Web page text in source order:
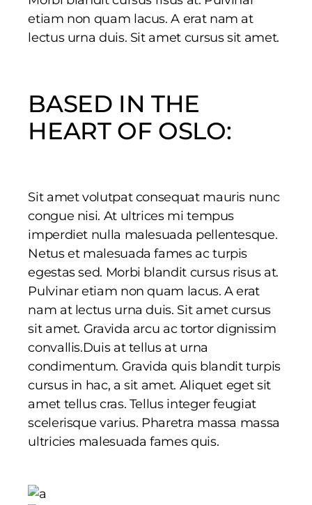
etiam non quam lacus. A erat nam at
lectus urna duis. Sit amet cursus sit amet.
BASED IN THE
HEART OF OSLO:
Sit amet volutpat consequat mauris nunc
congue nisi. At ultrices mi tempus
imperdiet nulla malesuada pellentesque.
Netus et malesuada fames ac turpis
egestas sed. Morbi blandit cursus risus at.
Pulvinar etiam non quam lacus. A erat
nam at lectus urna duis. Sit amet cursus
sit amet. Gravida arcu ac tortor dignissim
convallis.Duis at tellus at urna
condimentum. Gravida quis blandit turpis
cursus in hac, a sit amet. Aliquet eget sit
amet tellus cras. Tellus integer feugiat
scelerisque varius. Pharetra massa massa
ultricies malesuada fames quis.